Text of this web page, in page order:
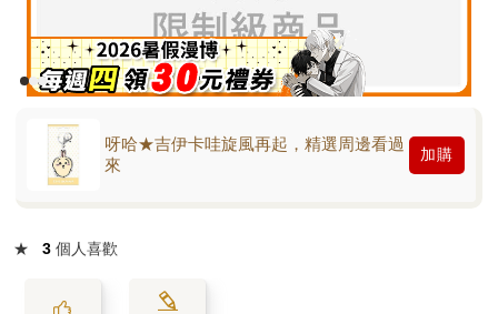
呀哈★吉伊卡哇旋風再起，精選周邊看過
來
加購
★ 3 個人喜歡